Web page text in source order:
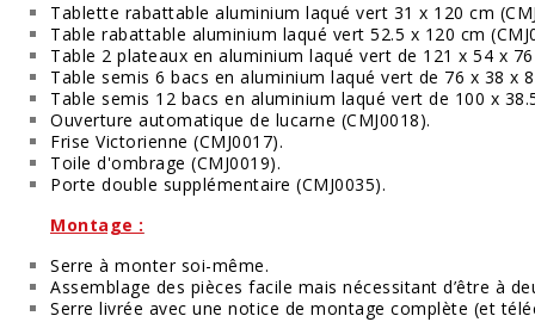
Tablette rabattable aluminium laqué vert 31 x 120 cm (
Table rabattable aluminium laqué vert 52.5 x 120 cm (
Table 2 plateaux en aluminium laqué vert de 121 x 54 x
Table semis 6 bacs en aluminium laqué vert de 76 x 38 x
Table semis 12 bacs en aluminium laqué vert de 100 x
Ouverture automatique de lucarne (CMJ0018).
Frise Victorienne (CMJ001 7).
Toile d'ombrage (CMJ0019).
Porte double supplémentaire (CMJ0035).
Montage :
Serre à monter soi-même.
Assemblage des pièces facile mais nécessitant d’être à
Serre livrée avec une notice de montage complète (et